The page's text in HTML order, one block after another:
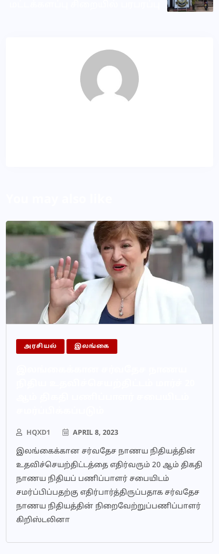
அரசியல் இலங்கை
HQXD1 APRIL 8, 2023
இலங்கைக்கான சர்வதேச நாணய நிதியத்தின்
உதவிச்செயற்திட்டத்தை எதிர்வரும் 20 ஆம் திகதி
நாணய நிதியப் பணிப்பாளர் சபையிடம்
சமர்ப்பிப்பதற்கு எதிர்பார்த்திருப்பதாக சர்வதேச
நாணய நிதியத்தின் நிறைவேற்றுப்பணிப்பாளர்
கிறிஸ்டலினா